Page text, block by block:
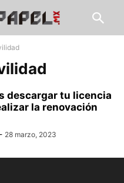
descargar tu licencia
la renovación
- 28 marzo, 2023